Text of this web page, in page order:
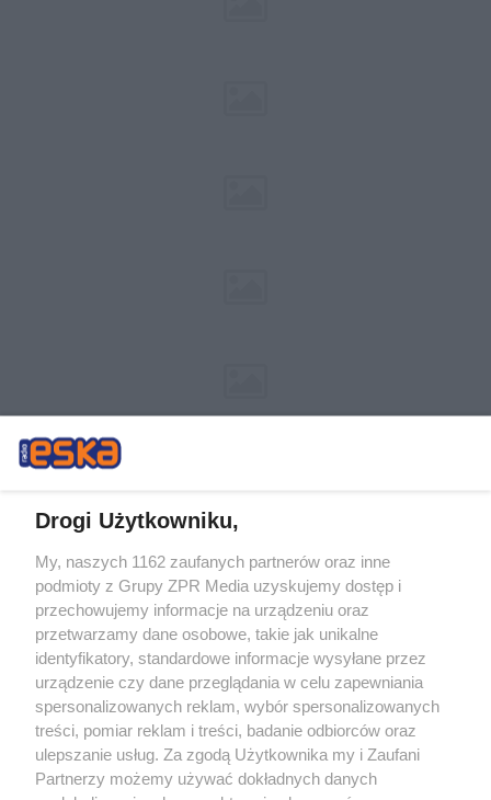
Żaden utwór zamieszczony w serwisie nie może być powielany i
rozpowszechniany lub dalej rozpowszechniany w jakikolwiek sposób (w
tym także elektroniczny lub mechaniczny) na jakimkolwiek polu
eksploatacji w jakiejkolwiek formie, włącznie z umieszczaniem w Internecie
bez pisemnej zgody właściciela praw. Jakiekolwiek użycie lub
wykorzystanie utworów w całości lub w części z naruszeniem prawa, tzn.
bez właściwej zgody, jest zabronione pod groźbą kary i może być ścigane
prawnie.
Drogi Użytkowniku,
My, naszych 1162 zaufanych partnerów oraz inne
podmioty z Grupy ZPR Media uzyskujemy dostęp i
przechowujemy informacje na urządzeniu oraz
przetwarzamy dane osobowe, takie jak unikalne
identyfikatory, standardowe informacje wysyłane przez
urządzenie czy dane przeglądania w celu zapewniania
spersonalizowanych reklam, wybór spersonalizowanych
treści, pomiar reklam i treści, badanie odbiorców oraz
ulepszanie usług. Za zgodą Użytkownika my i Zaufani
Partnerzy możemy używać dokładnych danych